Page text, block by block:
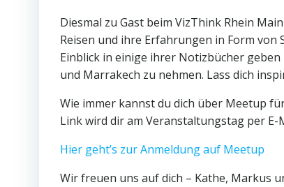
Diesmal zu Gast beim VizThink Rhein
Reisen und ihre Erfahrungen in Form
Einblick in einige ihrer Notizbücher
und Marrakech zu nehmen. Lass dich
Wie immer kannst du dich über Meetup
Link wird dir am Veranstaltungstag per E-
Hier geht’s zur Anmeldung auf Meetup
Wir freuen uns auf dich – Kathe, Markus